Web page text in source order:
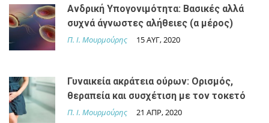
Ανδρική Yπογονιμότητα: Βασικές αλλά
συχνά άγνωστες αλήθειες (α μέρος)
Π. Ι. Μουρμούρης 15 ΑΥΓ, 2020
Γυναικεία ακράτεια ούρων: Ορισμός,
θεραπεία και συσχέτιση με τον τοκετό
Π. Ι. Μουρμούρης 21 ΑΠΡ, 2020